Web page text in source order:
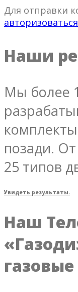
Для отправки
авторизоваться
Наши
Мы более
позади.
25 типов
Увидеть результаты.
Наш